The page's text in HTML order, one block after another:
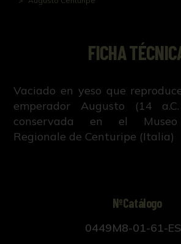
FICHA
Vaciado en yeso que
emperador Augusto (14
conservada en el Museo
Regionale de Centuripe (Italia)
NºCatálogo
0449M8-01-61-